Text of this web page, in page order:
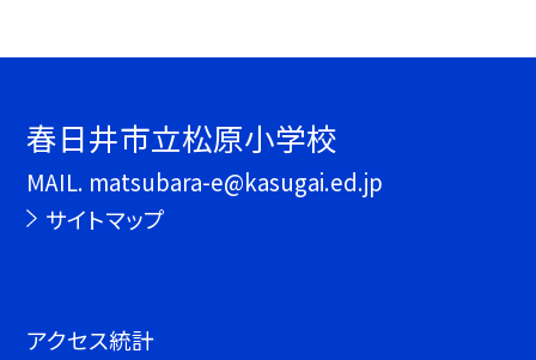
春日井市立松原小学校
MAIL. matsubara-e@kasugai.ed.jp
サイトマップ
アクセス統計